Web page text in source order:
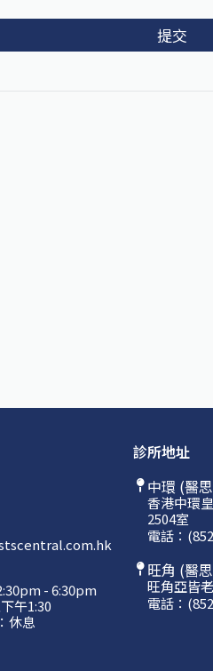
提交
- 6:30pm
午1:30
休息
診所地址
中環 (醫
香港中環
2504室
電話：
旺角 (醫
旺角亞皆
電話：